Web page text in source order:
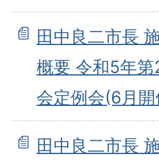
田中良二市長
概要 令和5年
会定例会(6月開
田中良二市長